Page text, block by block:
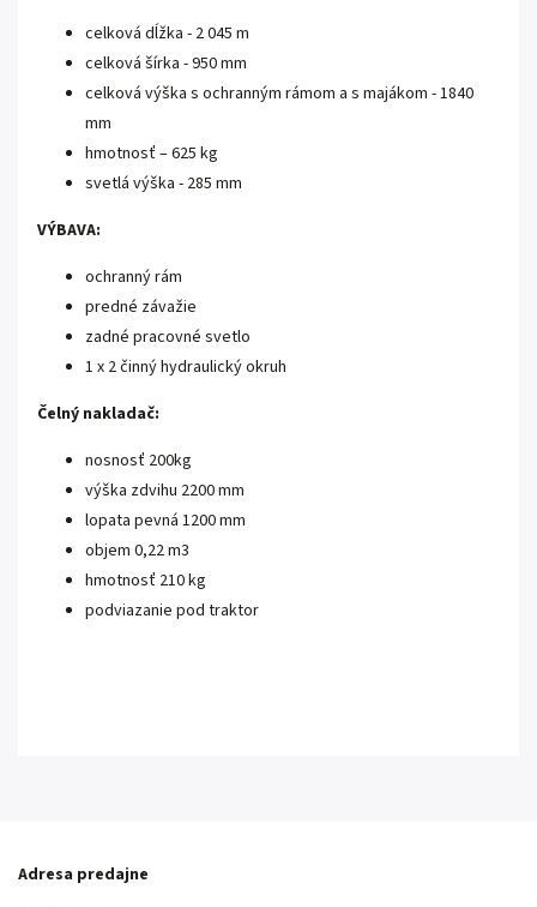
celková dĺžka - 2 045 m
celková šírka - 950 mm
celková výška s ochranným rámom a s majákom - 1840
mm
hmotnosť – 625 kg
svetlá výška - 285 mm
VÝBAVA:
ochranný rám
predné závažie
zadné pracovné svetlo
1 x 2 činný hydraulický okruh
Čelný nakladač:
nosnosť 200kg
výška zdvihu 2200 mm
lopata pevná 1200 mm
objem 0,22 m3
hmotnosť 210 kg
podviazanie pod traktor
Adresa predajne